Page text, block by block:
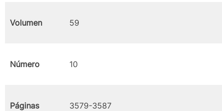
Volumen 59
Número 10
Páginas 3579-3587